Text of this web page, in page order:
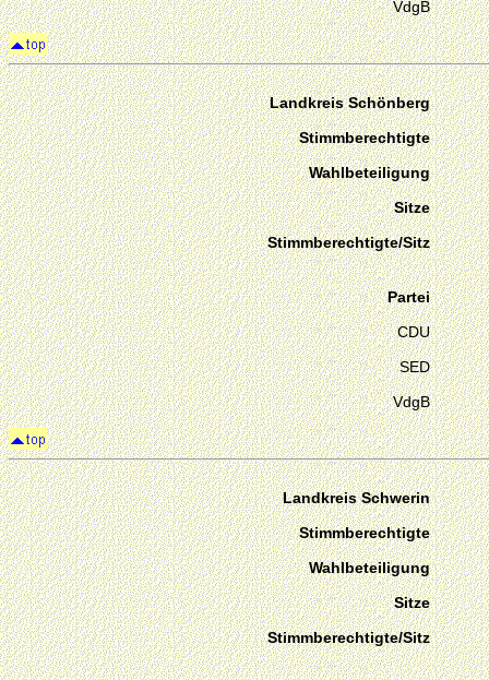
VdgB
Landkreis Schönberg
Stimmberechtigte
Wahlbeteiligung
Sitze
Stimmberechtigte/Sitz
Partei
CDU
SED
VdgB
Landkreis Schwerin
Stimmberechtigte
Wahlbeteiligung
Sitze
Stimmberechtigte/Sitz